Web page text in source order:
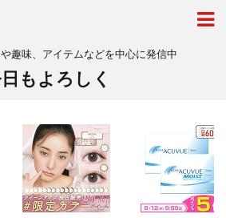
趣味、アイテムなどを中心に発信中
もよろしく